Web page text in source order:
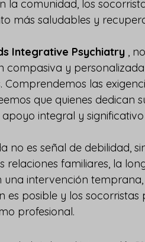
la comunidad, los
más saludables y
Integrative Psychiatry ,
compasiva y
Comprendemos las
que quienes dedican
integral y
no es señal de debilidad,
relaciones familiares, la
una intervención
es posible y los
profesional.